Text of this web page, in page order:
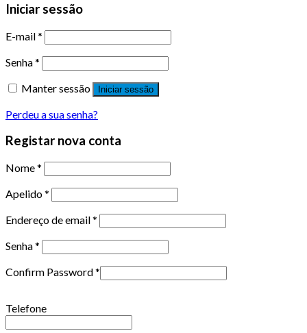
Iniciar sessão
E-mail*
Senha*
Manter sessão
Iniciar sessão
Perdeu a sua senha?
Registar nova conta
Nome*
Apelido*
Endereço de email*
Senha*
Confirm Password*
Telefone